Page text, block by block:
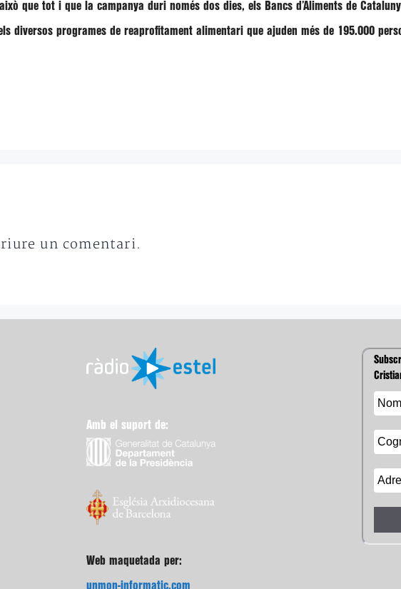
que tot i que la campanya duri només dos dies, els Bancs d’Aliments de
diversos programes de reaprofitament alimentari que ajuden més de 195.000
un comentari.
Amb el suport de:
Web maquetada per:
unmon-informatic.com